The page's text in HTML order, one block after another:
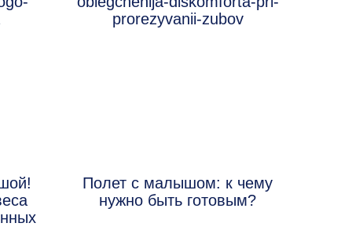
Полет с малышом: к чему
нужно быть готовым?